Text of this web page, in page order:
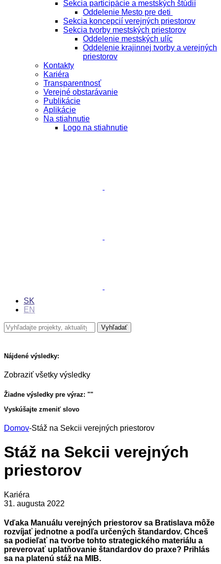
Sekcia participácie a mestských štúdií
Oddelenie Mesto pre deti
Sekcia koncepcií verejných priestorov
Sekcia tvorby mestských priestorov
Oddelenie mestských ulíc
Oddelenie krajinnej tvorby a verejných
priestorov
Kontakty
Kariéra
Transparentnosť
Verejné obstarávanie
Publikácie
Aplikácie
Na stiahnutie
Logo na stiahnutie
SK
EN
Nájdené výsledky:
Zobraziť všetky výsledky
Žiadne výsledky pre výraz: ""
Vyskúšajte zmeniť slovo
Domov-Stáž na Sekcii verejných priestorov
Stáž na Sekcii verejných
priestorov
Kariéra
31. augusta 2022
Vďaka Manuálu verejných priestorov sa Bratislava môže
rozvíjať jednotne a podľa určených štandardov. Chceš
sa podieľať na tvorbe tohto strategického materiálu a
preverovať uplatňovanie štandardov do praxe? Prihlás
sa na platenú stáž na MIB.